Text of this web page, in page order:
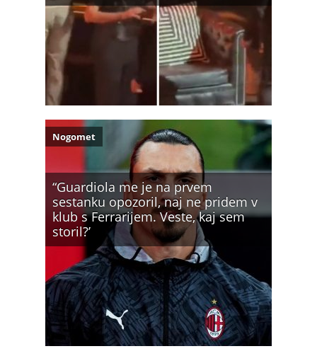
“Guardiola me je na prvem
sestanku opozoril, naj ne pridem v
klub s Ferrarijem. Veste, kaj sem
storil?’
Nogomet